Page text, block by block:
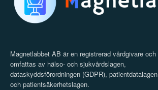
Magnetlabbet AB är en registrerad vårdgivare och
omfattas av hälso- och sjukvårdslagen,
dataskyddsförordningen (GDPR), patientdatalagen
och patientsäkerhetslagen.